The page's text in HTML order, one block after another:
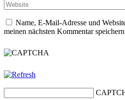
Name, E-Mail-Adresse und
meinen nächsten Kommentar